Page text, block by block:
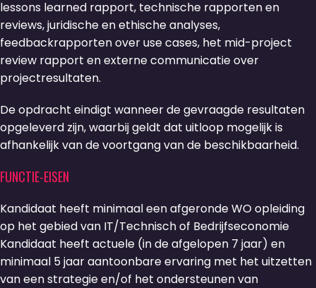
lessons learned rapport, technische rapporten en
reviews, juridische en ethische analyses,
feedbackrapporten over use cases, het mid-project
review rapport en externe communicatie over
projectresultaten.
De opdracht eindigt wanneer de gevraagde resultaten
opgeleverd zijn, waarbij geldt dat uitloop mogelijk is
afhankelijk van de voortgang van de beschikbaarheid.
FUNCTIE-EISEN
Kandidaat heeft minimaal een afgeronde WO opleiding
op het gebied van IT/Technisch of Bedrijfseconomie
Kandidaat heeft actuele (in de afgelopen 7 jaar) en
minimaal 5 jaar aantoonbare ervaring met het uitzetten
van een strategie en/of het ondersteunen van